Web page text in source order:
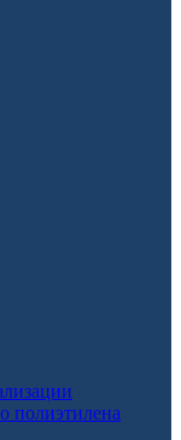
полиэтилена